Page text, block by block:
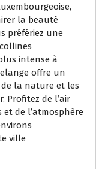
la beauté
préfériez une
intense à
offre un
la nature et les
Profitez de l’air
et de l’atmosphère
ville